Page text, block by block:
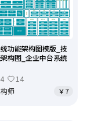
功能架构图模版_技
构图_企业中台系统
4
14
师
￥7